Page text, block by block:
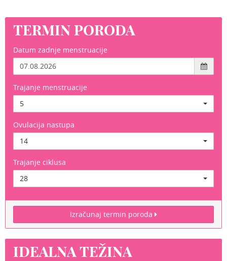
TERMIN PORODA
Datum zadnje menstruacije
Trajanje menstruacije
5
Ovulacija nastupa
14
Trajanje ciklusa
28
Izračunaj termin poroda
IDEALNA TEŽINA